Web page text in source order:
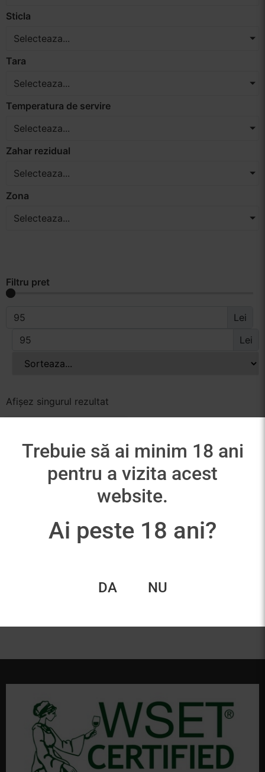
Sticla
Selecteaza...
Tara
Selecteaza...
Temperatura de servire
Selecteaza...
Zahar rezidual
Selecteaza...
Zona
Selecteaza...
Filtru pret
Lei
Lei
Afișez singurul rezultat
Chateau Bastor
Trebuie să ai minim 18 ani
pentru a vizita acest
website.
Ai peste 18 ani?
DA NU